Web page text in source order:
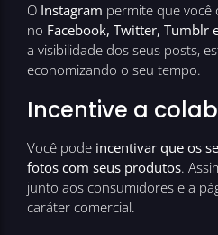
O Instagram permite que você
no Facebook, Twitter, Tumblr
a visibilidade dos seus posts,
economizando o seu tempo.
Incentive a
Você pode incentivar que os
fotos com seus produtos.
junto aos consumidores e a
caráter comercial.